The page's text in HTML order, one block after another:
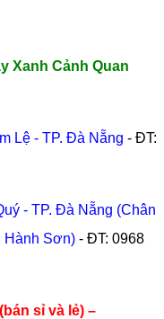
Xanh Cảnh Quan
Lệ - TP. Đà Nẵng - ĐT:
- TP. Đà Nẵng (Chân
Hành Sơn) - ĐT: 0968
sỉ và lẻ) –